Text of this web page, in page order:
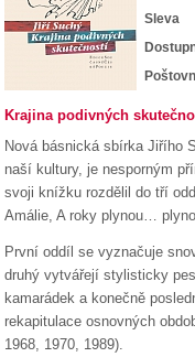
Sleva
Krajina podivných
Nová básnická sbírka Jiřího
naší kultury, je nesporným
svoji knížku rozdělil do tří
Amálie, A roky plynou…
První oddíl se vyznačuje
druhý vytvářejí stylisticky
kamarádek a konečně
rekapitulace osnovných
1968, 1970, 1989).